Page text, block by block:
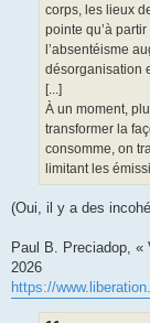
corps, les lieux
pointe qu’à
l’absentéisme
désorganisation
[...]
À un moment,
transformer la
consomme, on
limitant les
(Oui, il y a des
Paul B. Preciadop, «
2026
https://